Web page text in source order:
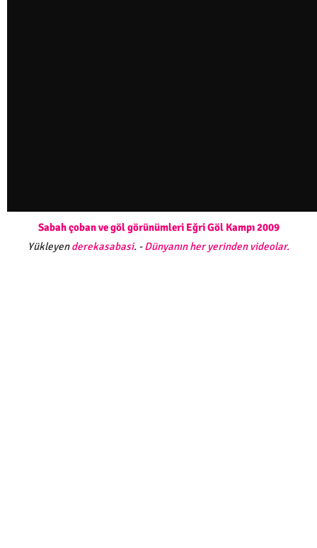
Sabah çoban ve göl görünümleri Eğri Göl Kampı 2009
Yükleyenderekasabasi. -Dünyanın her yerinden videolar.